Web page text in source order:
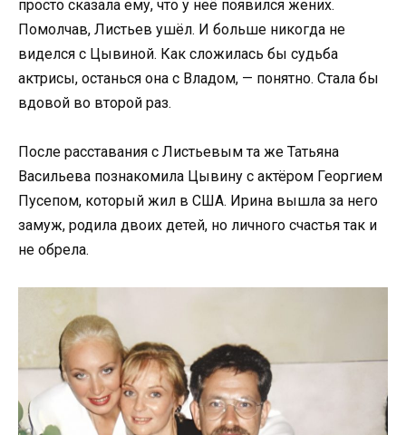
просто сказала ему, что у неё появился жених.
Помолчав, Листьев ушёл. И больше никогда не
виделся с Цывиной. Как сложилась бы судьба
актрисы, останься она с Владом, — понятно. Стала бы
вдовой во второй раз.
После расставания с Листьевым та же Татьяна
Васильева познакомила Цывину с актёром Георгием
Пусепом, который жил в США. Ирина вышла за него
замуж, родила двоих детей, но личного счастья так и
не обрела.